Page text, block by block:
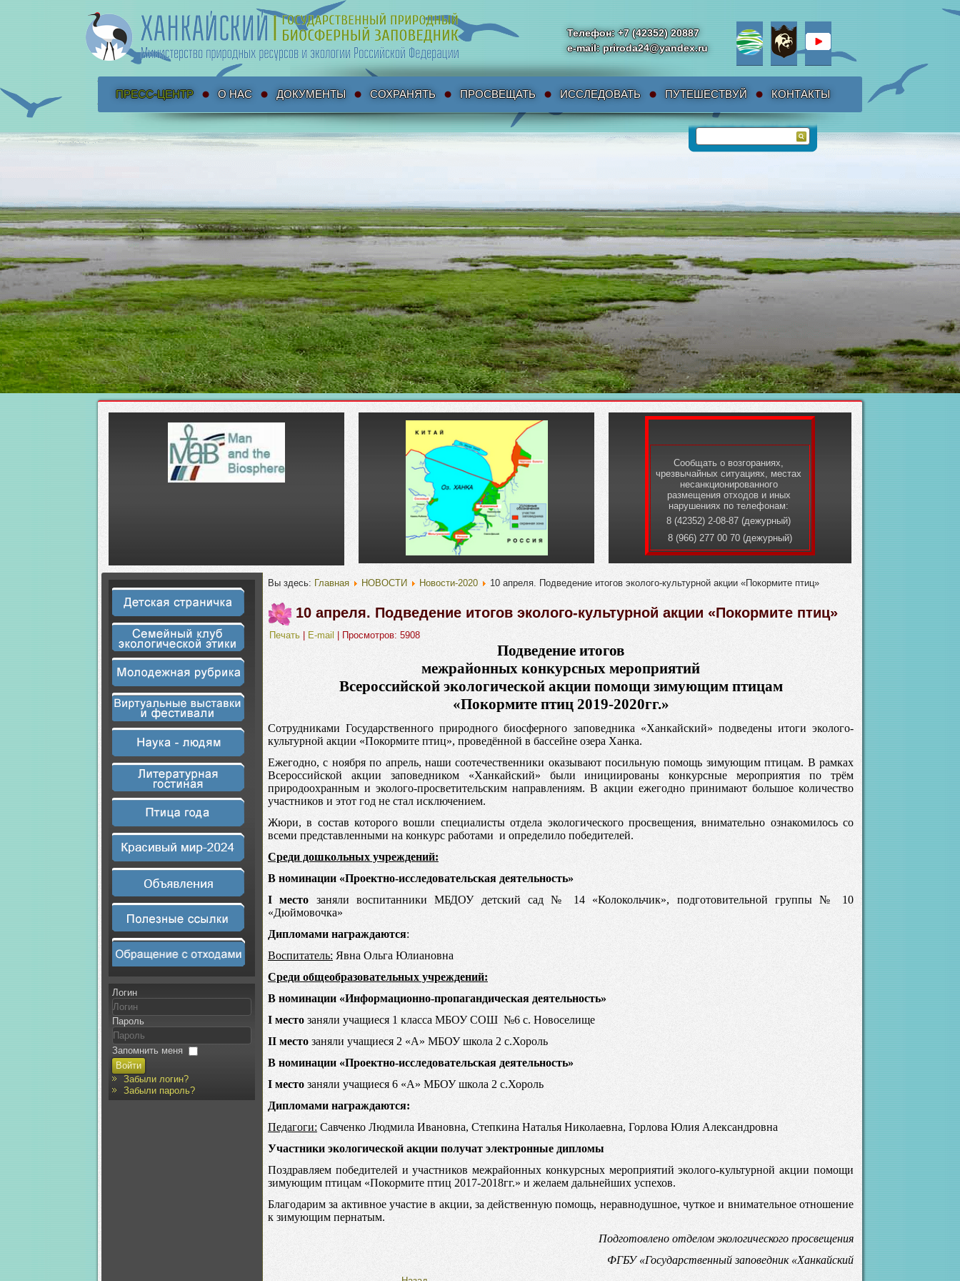
Телефон: +7 (42352) 20887
e-mail: priroda24@yandex.ru
ПРЕСС-ЦЕНТР О НАС ДОКУМЕНТЫ СОХРАНЯТЬ ПРОСВЕЩАТЬ ИССЛЕДОВАТЬ ПУТЕШЕСТВУЙ КОНТАКТЫ
Сообщать о возгораниях,
чрезвычайных ситуациях, местах
несанкционированного
размещения отходов и иных
нарушениях по телефонам:
8 (42352) 2-08-87 (дежурный)
8 (966) 277 00 70 (дежурный)
Логин
Пароль
Запомнить меня
Войти
Забыли логин?
Забыли пароль?
Вы здесь: Главная НОВОСТИ Новости-2020 10 апреля. Подведение итогов эколого-культурной акции «Покормите птиц»
10 апреля. Подведение итогов эколого-культурной акции «Покормите птиц»
Печать E-mail | Просмотров: 5908
Подведение итогов
межрайонных конкурсных мероприятий
Всероссийской экологической акции помощи зимующим птицам
«Покормите птиц 2019-2020гг.»
Сотрудниками Государственного природного биосферного заповедника «Ханкайский» подведены итоги эколого-
культурной акции «Покормите птиц», проведённой в бассейне озера Ханка.
Ежегодно, с ноября по апрель, наши соотечественники оказывают посильную помощь зимующим птицам. В рамках
Всероссийской акции заповедником «Ханкайский» были инициированы конкурсные мероприятия по трём
природоохранным и эколого-просветительским направлениям. В акции ежегодно принимают большое количество
участников и этот год не стал исключением.
Жюри, в состав которого вошли специалисты отдела экологического просвещения, внимательно ознакомилось со
всеми представленными на конкурс работами и определило победителей.
Среди дошкольных учреждений:
В номинации «Проектно-исследовательская деятельность»
I место заняли воспитанники МБДОУ детский сад № 14 «Колокольчик», подготовительной группы № 10
«Дюймовочка»
Дипломами награждаются:
Воспитатель: Явна Ольга Юлиановна
Среди общеобразовательных учреждений:
В номинации «Информационно-пропагандическая деятельность»
I место заняли учащиеся 1 класса МБОУ СОШ №6 с. Новоселище
II место заняли учащиеся 2 «А» МБОУ школа 2 с.Хороль
В номинации «Проектно-исследовательская деятельность»
I место заняли учащиеся 6 «А» МБОУ школа 2 с.Хороль
Дипломами награждаются:
Педагоги: Савченко Людмила Ивановна, Степкина Наталья Николаевна, Горлова Юлия Александровна
Участники экологической акции получат электронные дипломы
Поздравляем победителей и участников межрайонных конкурсных мероприятий эколого-культурной акции помощи
зимующим птицам «Покормите птиц 2017-2018гг.» и желаем дальнейших успехов.
Благодарим за активное участие в акции, за действенную помощь, неравнодушное, чуткое и внимательное отношение
к зимующим пернатым.
Подготовлено отделом экологического просвещения
ФГБУ «Государственный заповедник «Ханкайский